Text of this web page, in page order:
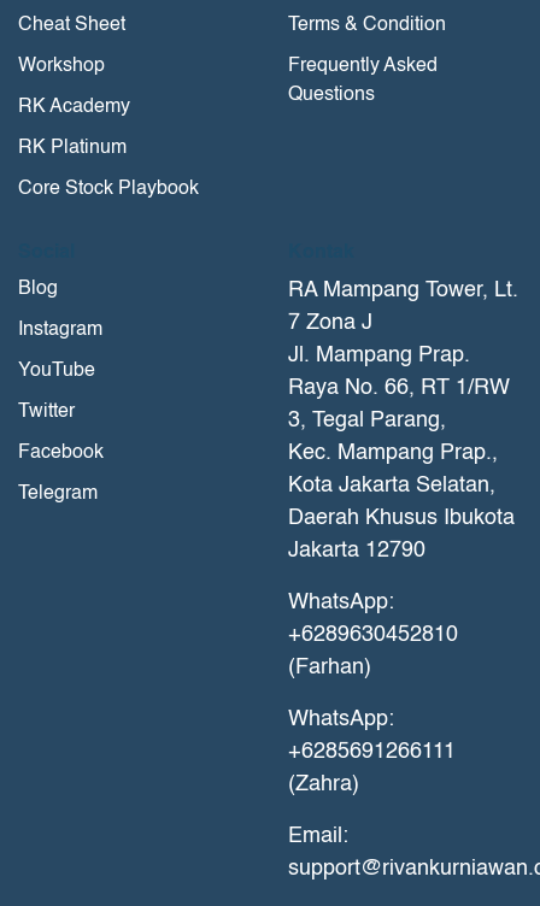
Cheat Sheet
Workshop
RK Academy
RK Platinum
Core Stock Playbook
Terms & Condition
Frequently Asked
Questions
Blog
Instagram
YouTube
Twitter
Facebook
Telegram
RA Mampang Tower, Lt.
7 Zona J
Jl. Mampang Prap.
Raya No. 66, RT 1/RW
3, Tegal Parang,
Kec. Mampang Prap.,
Kota Jakarta Selatan,
Daerah Khusus Ibukota
Jakarta 12790
WhatsApp:
+6289630452810
(Farhan)
WhatsApp:
+6285691266111
(Zahra)
Email: